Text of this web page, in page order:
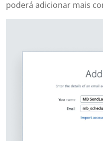
poderá adicionar mais